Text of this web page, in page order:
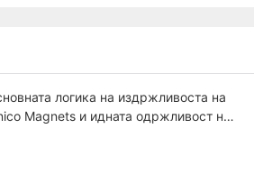
логика на издржливоста на
Magnets и идната одржливост на